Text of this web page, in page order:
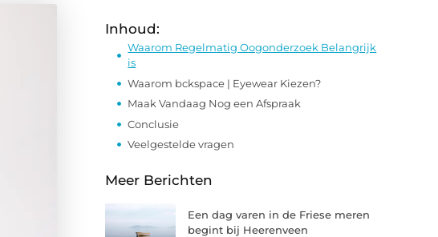
Inhoud:
Waarom Regelmatig Oogonderzoek Belangrijk
is
Waarom bckspace | Eyewear Kiezen?
Maak Vandaag Nog een Afspraak
Conclusie
Veelgestelde vragen
Meer Berichten
Een dag varen in de Friese meren
begint bij Heerenveen